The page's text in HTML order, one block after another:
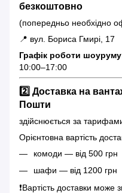
безкоштовно
(попередньо необхідно
📍 вул. Бориса Гмирі, 17
Графік роботи
10:00–17:00
2️⃣ Доставка на
Пошти
здійснюється за
Орієнтовна вартість
комоди — від 500 грн
шафи — від 1200 грн
❗️Вартість доставки може